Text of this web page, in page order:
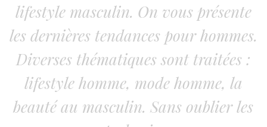
lifestyle masculin. On vous présente
les dernières tendances pour hommes.
Diverses thématiques sont traitées :
lifestyle homme, mode homme, la
beauté au masculin. Sans oublier les